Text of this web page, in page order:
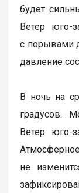
будет
Ветер юго-
с порывами
давление
В ночь на
градусов.
Ветер юго-
не